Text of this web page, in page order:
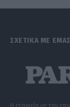
ΣΧΕΤΙΚΑ ΜΕ ΕΜΑΣ